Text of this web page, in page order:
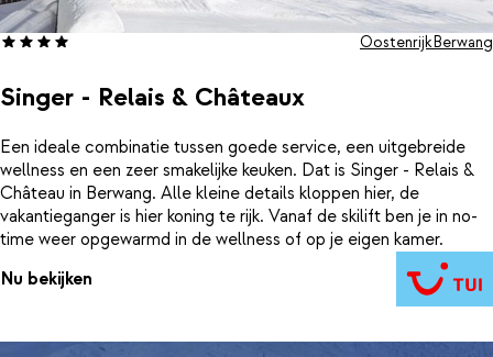
Singer - Relais & Châteaux
OostenrijkBerwang
Een ideale combinatie tussen goede service, een uitgebreide
wellness en een zeer smakelijke keuken. Dat is Singer - Relais &
Château in Berwang. Alle kleine details kloppen hier, de
vakantieganger is hier koning te rijk. Vanaf de skilift ben je in no-
time weer opgewarmd in de wellness of op je eigen kamer.
Nu bekijken